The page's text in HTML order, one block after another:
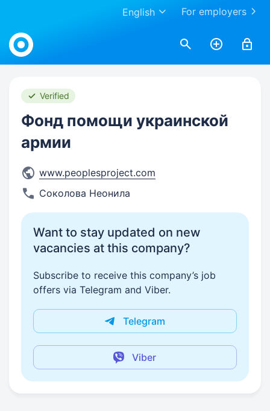
For employers
English
Work.ua
Verified
Фонд помощи украинской
армии
www.peoplesproject.com
Соколова Неонила
Want to stay updated on new
vacancies at this company?
Subscribe to receive this company’s job
offers via Telegram and Viber.
Telegram
Viber